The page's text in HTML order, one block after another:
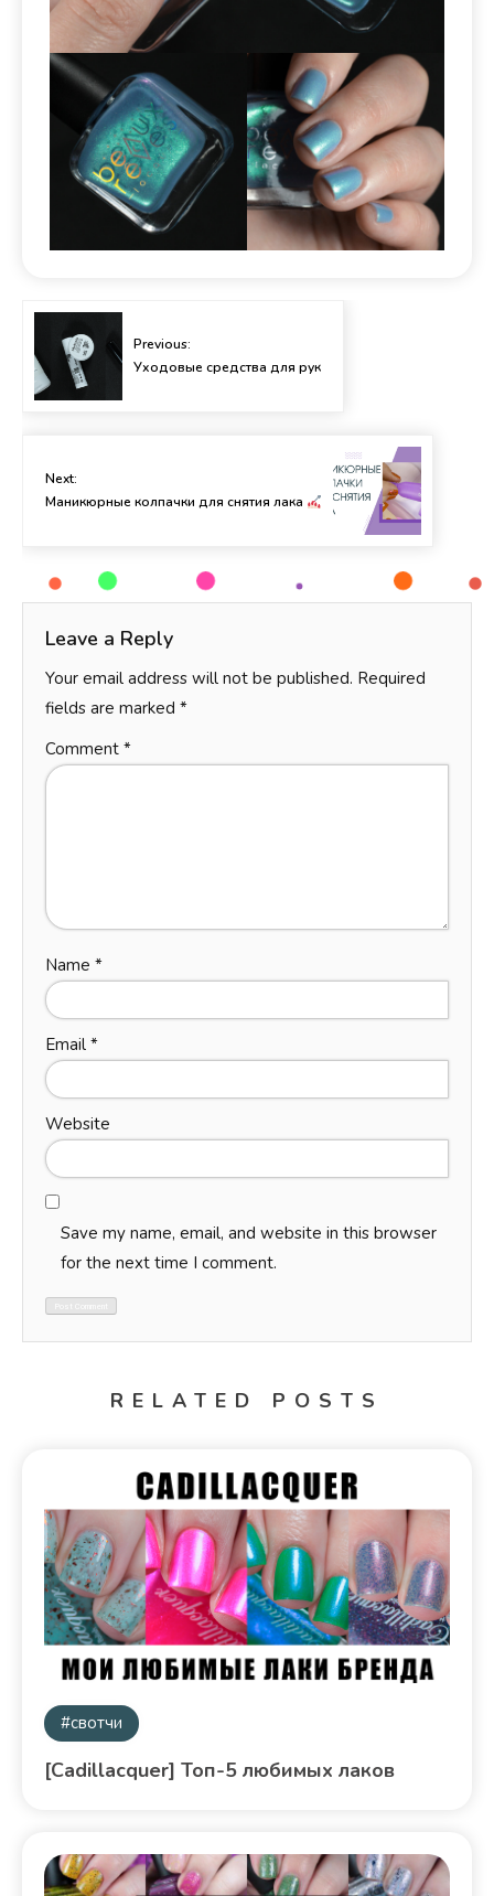
Previous:
Уходовые средства для рук
Next:
Маникюрные колпачки для снятия лака
Leave a Reply
Your email address will not be published. Required
fields are marked *
Comment *
Name *
Email *
Website
Save my name, email, and website in this browser
for the next time I comment.
RELATED POSTS
#свотчи
[Cadillacquer] Топ-5 любимых лаков